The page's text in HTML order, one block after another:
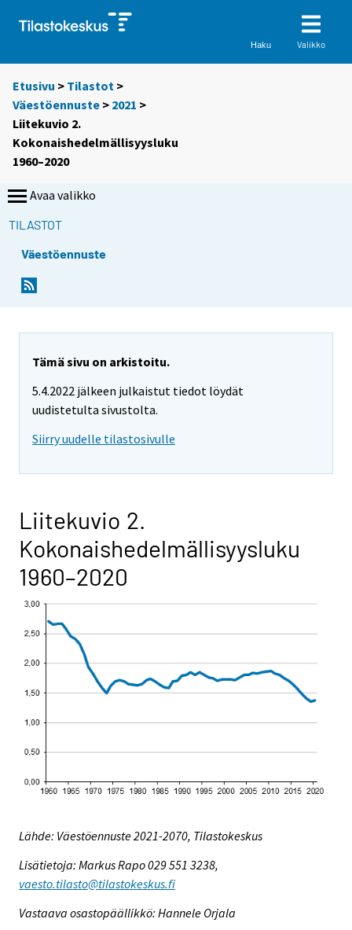
Haku Valikko
Etusivu > Tilastot >
Väestöennuste > 2021 >
Liitekuvio 2.
Kokonaishedelmällisyysluku
1960–2020
Avaa valikko
TILASTOT
Väestöennuste
Tämä sivu on arkistoitu.
5.4.2022 jälkeen julkaistut tiedot löydät
uudistetulta sivustolta.
Siirry uudelle tilastosivulle
Liitekuvio 2.
Kokonaishedelmällisyysluku
1960–2020
Lähde: Väestöennuste 2021-2070, Tilastokeskus
Lisätietoja: Markus Rapo 029 551 3238,
vaesto.tilasto@tilastokeskus.fi
Vastaava osastopäällikkö: Hannele Orjala